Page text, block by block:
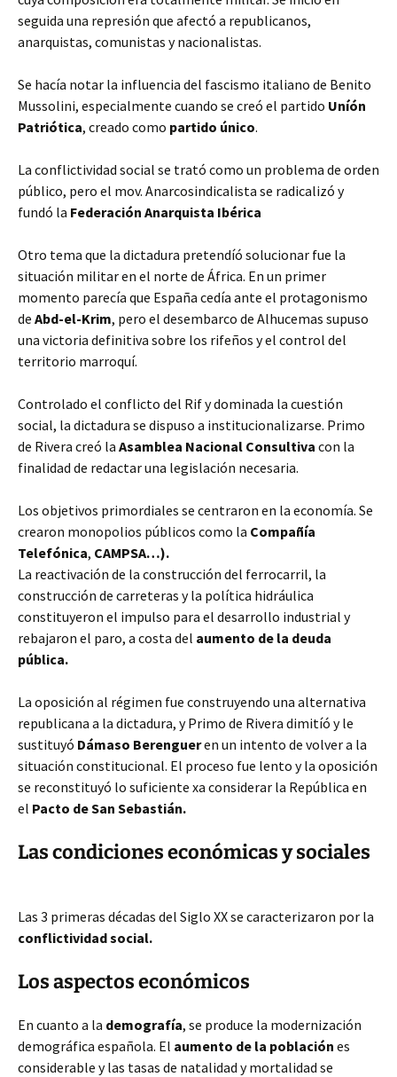
seguida una represión que afectó a republicanos,
anarquistas, comunistas y nacionalistas.
Se hacía notar la influencia del fascismo italiano de Benito
Mussolini, especialmente cuando se creó el partido Uníón
Patriótica, creado como partido único.
La conflictividad social se trató como un problema de orden
público, pero el mov. Anarcosindicalista se radicalizó y
fundó la Federación Anarquista Ibérica
Otro tema que la dictadura pretendíó solucionar fue la
situación militar en el norte de África. En un primer
momento parecía que España cedía ante el protagonismo
de Abd-el-Krim, pero el desembarco de Alhucemas supuso
una victoria definitiva sobre los rifeños y el control del
territorio marroquí.
Controlado el conflicto del Rif y dominada la cuestión
social, la dictadura se dispuso a institucionalizarse. Primo
de Rivera creó la Asamblea Nacional Consultiva con la
finalidad de redactar una legislación necesaria.
Los objetivos primordiales se centraron en la economía. Se
crearon monopolios públicos como la Compañía
Telefónica, CAMPSA…).
La reactivación de la construcción del ferrocarril, la
construcción de carreteras y la política hidráulica
constituyeron el impulso para el desarrollo industrial y
rebajaron el paro, a costa del aumento de la deuda
pública.
La oposición al régimen fue construyendo una alternativa
republicana a la dictadura, y Primo de Rivera dimitíó y le
sustituyó Dámaso Berengueren un intento de volver a la
situación constitucional. El proceso fue lento y la oposición
se reconstituyó lo suficiente xa considerar la República en
el Pacto de San Sebastián.
Las condiciones económicas y sociales
Las 3 primeras décadas del Siglo XX se caracterizaron por la
conflictividad social.
Los aspectos económicos
En cuanto a la demografía, se produce la modernización
demográfica española. El aumento de la población es
considerable y las tasas de natalidad y mortalidad se